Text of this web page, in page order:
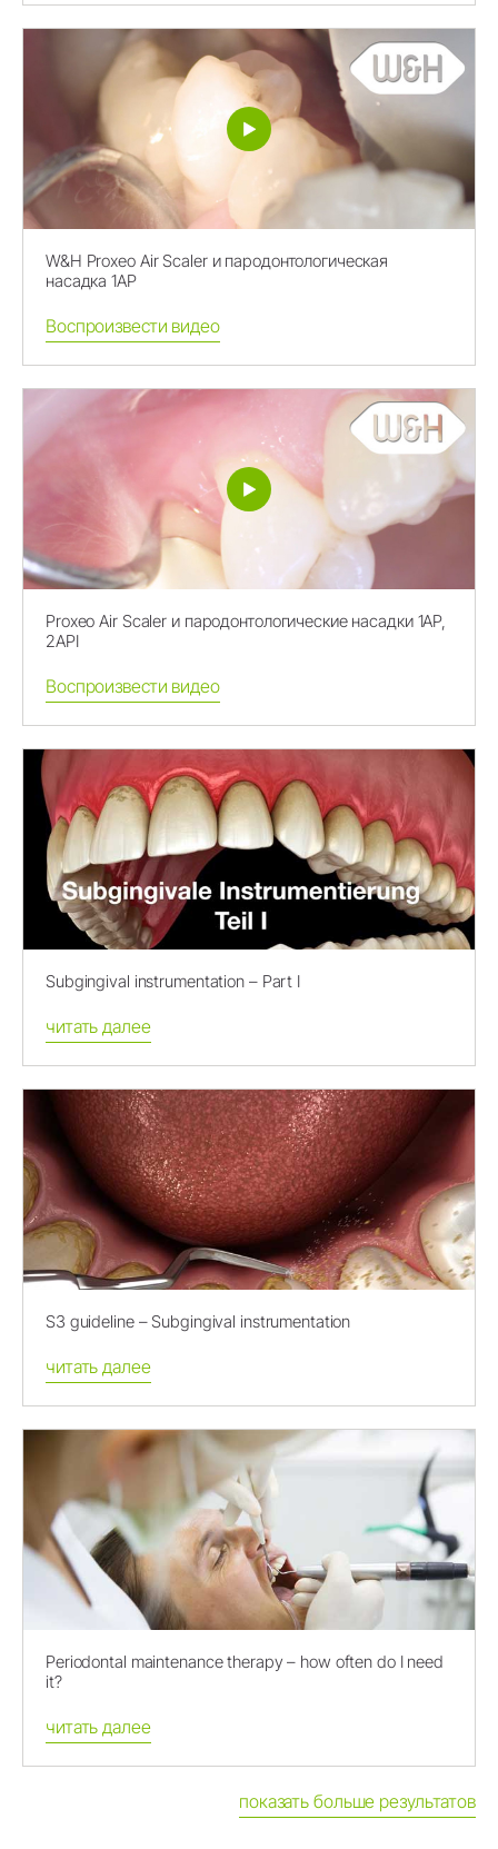
W&H Proxeo Air Scaler и пародонтологическая
насадка 1AP
Воспроизвести видео
Proxeo Air Scaler и пародонтологические насадки 1AP,
2API
Воспроизвести видео
Subgingival instrumentation – Part I
читать далее
S3 guideline – Subgingival instrumentation
читать далее
Periodontal maintenance therapy – how often do I need
it?
читать далее
показать больше результатов